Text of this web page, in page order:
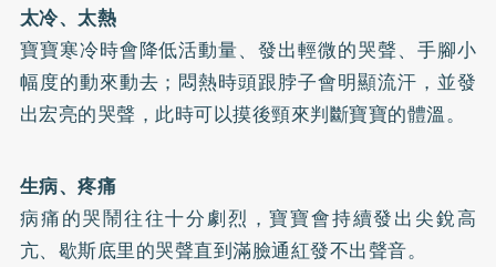
太冷、太熱
寶寶寒冷時會降低活動量、發出輕微的哭聲、手腳小
幅度的動來動去；悶熱時頭跟脖子會明顯流汗，並發
出宏亮的哭聲，此時可以摸後頸來判斷寶寶的體溫。
生病、疼痛
病痛的哭鬧往往十分劇烈，寶寶會持續發出尖銳高
亢、歇斯底里的哭聲直到滿臉通紅發不出聲音。